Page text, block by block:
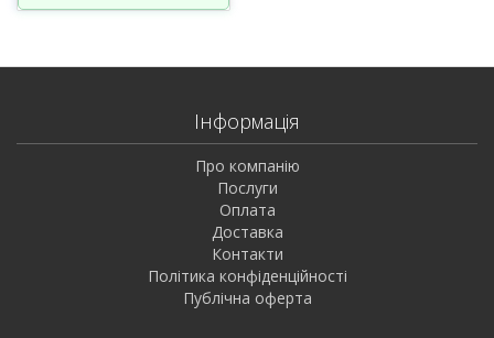
Інформація
Про компанію
Послуги
Оплата
Доставка
Контакти
Політика конфіденційності
Публічна оферта